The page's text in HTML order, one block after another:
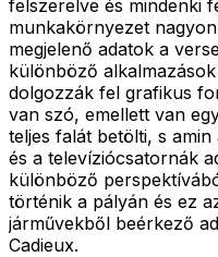
felszerelve és mindenki
munkakörnyezet
megjelenő adatok a
különböző
dolgozzák fel grafikus
van szó, emellett van
teljes falát betölti, s
és a televíziócsatornák
különböző
történik a pályán és ez
járművekből beérkező
Cadieux.